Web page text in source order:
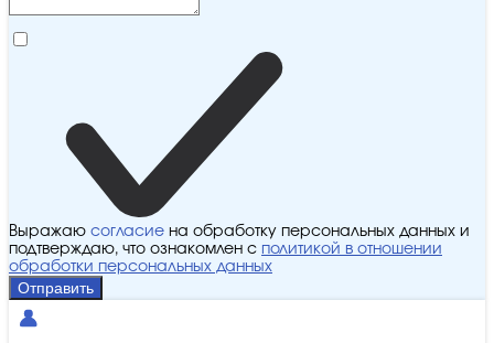
Выражаю согласие на обработку персональных данных и
подтверждаю, что ознакомлен с политикой в отношении
обработки персональных данных
Отправить